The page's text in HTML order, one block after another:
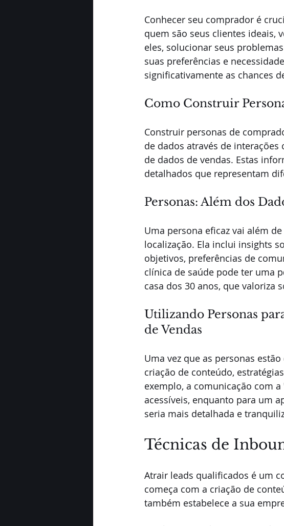
Conhecer seu comprador é
quem são seus clientes ideais,
eles, solucionar seus
suas preferências e
significativamente as chances
Como Construir
Construir personas de
de dados através de
de dados de vendas. Estas
detalhados que representam
Personas: Além dos
Uma persona eficaz vai além
localização. Ela inclui insights
objetivos, preferências de
clínica de saúde pode ter uma
casa dos 30 anos, que valoriza
Utilizando Personas
de Vendas
Uma vez que as personas
criação de conteúdo,
exemplo, a comunicação com
acessíveis, enquanto para um
seria mais detalhada e
Técnicas de
Atrair leads qualificados é um
começa com a criação de
também estabelece a sua